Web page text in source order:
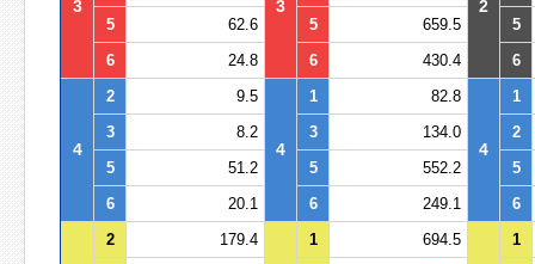
3 3 2
5
62.6 5 659.5
5
6
24.8 6 430.4 6
4
2 9.5
4
1 82.8
4
1
3
8.2 3 134.0
2
5
51.2 5 552.2
5
6
20.1 6 249.1 6
2 179.4 1 694.5
1